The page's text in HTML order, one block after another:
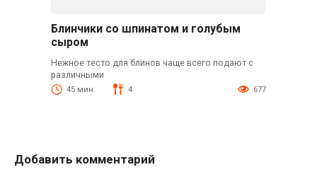
Блинчики со шпинатом и голубым
сыром
Нежное тесто для блинов чаще всего подают с
различными
45 мин. 4 677
Добавить комментарий